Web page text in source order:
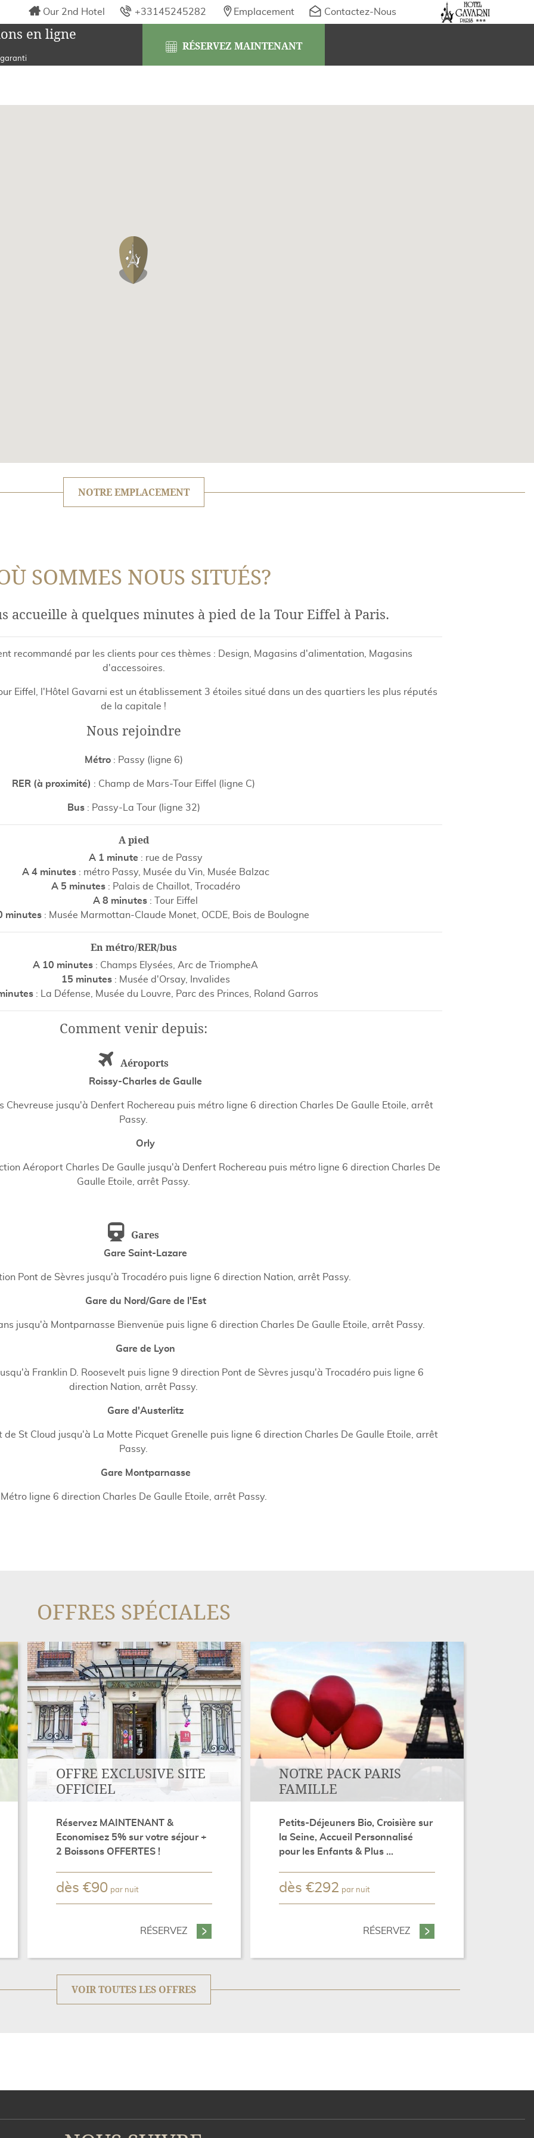
Our 2nd Hotel +33145245282 Emplacement Contactez-Nous
en ligne
garanti
RÉSERVEZ MAINTENANT
NOTRE EMPLACEMENT
SOMMES NOUS SITUÉS?
accueille à quelques minutes à pied de la Tour Eiffel à Paris.
recommandé par les clients pour ces thèmes : Design, Magasins d'alimentation, Magasins
d'accessoires.
Eiffel, l'Hôtel Gavarni est un établissement 3 étoiles situé dans un des quartiers les plus réputés
de la capitale !
Nous rejoindre
Métro: Passy (ligne 6)
RER (à proximité) : Champ de Mars-Tour Eiffel (ligne C)
Bus: Passy-La Tour (ligne 32)
A pied
A 1 minute : rue de Passy
A 4 minutes: métro Passy, Musée du Vin, Musée Balzac
A 5 minutes: Palais de Chaillot, Trocadéro
A 8 minutes : Tour Eiffel
minutes : Musée Marmottan-Claude Monet, OCDE, Bois de Boulogne
En métro/RER/bus
A 10 minutes : Champs Elysées, Arc de TriompheA
15 minutes: Musée d'Orsay, Invalides
: La Défense, Musée du Louvre, Parc des Princes, Roland Garros
Comment venir depuis:
Aéroports
Roissy-Charles de Gaulle
Chevreuse jusqu'à Denfert Rochereau puis métro ligne 6 direction Charles De Gaulle Etoile, arrêt
Passy.
Orly
Aéroport Charles De Gaulle jusqu'à Denfert Rochereau puis métro ligne 6 direction Charles De
Gaulle Etoile, arrêt Passy.
Gares
Gare Saint-Lazare
Pont de Sèvres jusqu'à Trocadéro puis ligne 6 direction Nation, arrêt Passy.
Gare du Nord/Gare de l'Est
jusqu'à Montparnasse Bienvenüe puis ligne 6 direction Charles De Gaulle Etoile, arrêt Passy.
Gare de Lyon
Franklin D. Roosevelt puis ligne 9 direction Pont de Sèvres jusqu'à Trocadéro puis ligne 6
direction Nation, arrêt Passy.
Gare d'Austerlitz
St Cloud jusqu'à La Motte Picquet Grenelle puis ligne 6 direction Charles De Gaulle Etoile, arrêt
Passy.
Gare Montparnasse
Métro ligne 6 direction Charles De Gaulle Etoile, arrêt Passy.
OFFRES SPÉCIALES
PACK PARIS VERT
OFFRE EXCLUSIVE SITE
OFFICIEL
Réservez MAINTENANT &
Economisez 5% sur votre séjour +
2 Boissons OFFERTES !
dès €90 par nuit
RÉSERVEZ - OFFRE EXCLUSIVE SITE OFFICIEL
NOTRE PACK PARIS
FAMILLE
Petits-Déjeuners Bio, Croisière sur
la Seine, Accueil Personnalisé
pour les Enfants & Plus ...
dès €292 par nuit
RÉSERVEZ - NOTRE PACK PARIS
VOIR TOUTES LES OFFRES